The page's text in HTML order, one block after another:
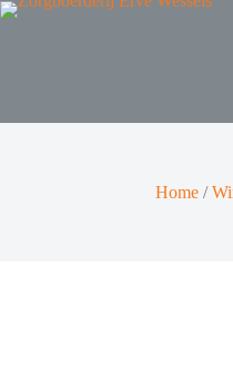
Home/